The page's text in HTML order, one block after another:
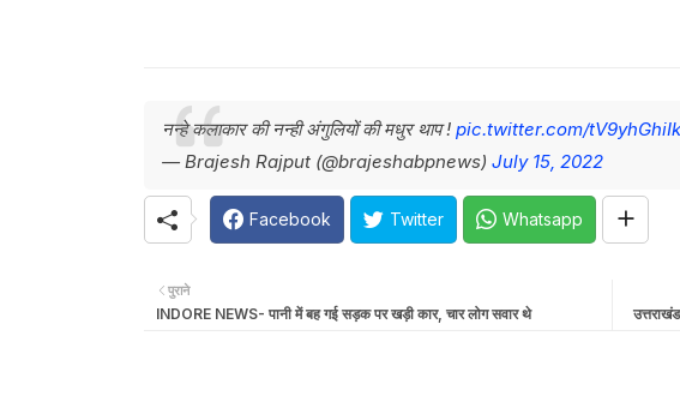
नन्हे कलाकार की नन्ही अंगुलियों की मधुर थाप ! pic.twitter.com/tV9yhGhiIk
— Brajesh Rajput (@brajeshabpnews) July 15, 2022
Facebook Twitter Whatsapp
पुराने
INDORE NEWS- पानी में बह गई सड़क पर खड़ी कार, चार लोग सवार थे